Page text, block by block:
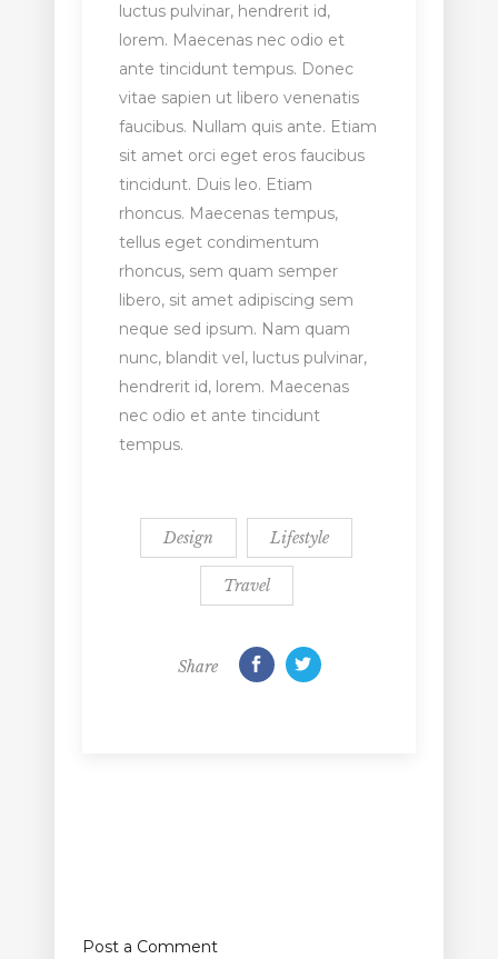
luctus pulvinar, hendrerit id,
lorem. Maecenas nec odio et
ante tincidunt tempus. Donec
vitae sapien ut libero venenatis
faucibus. Nullam quis ante. Etiam
sit amet orci eget eros faucibus
tincidunt. Duis leo. Etiam
rhoncus. Maecenas tempus,
tellus eget condimentum
rhoncus, sem quam semper
libero, sit amet adipiscing sem
neque sed ipsum. Nam quam
nunc, blandit vel, luctus pulvinar,
hendrerit id, lorem. Maecenas
nec odio et ante tincidunt
tempus.
Design Lifestyle
Travel
Share
Post a Comment